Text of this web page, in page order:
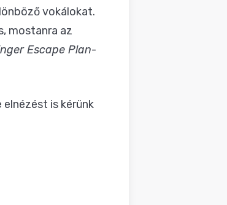
vokálokat.
mostanra az
Escape Plan-
is kérünk